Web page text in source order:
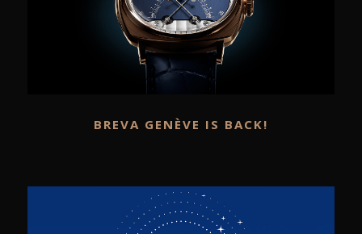
BREVA GENÈVE IS BACK!